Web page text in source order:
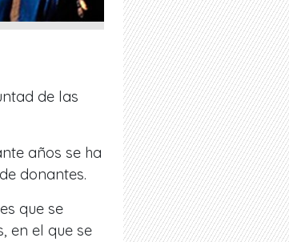
de las
años se ha
donantes.
que se
en el que se